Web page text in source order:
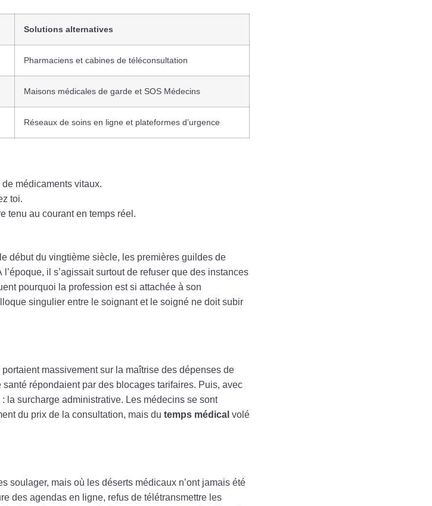
Solutions alternatives
Pharmaciens et cabines de téléconsultation
Maisons médicales de garde et SOS Médecins
Réseaux de soins en ligne et plateformes d’urgence
médicaments vitaux.
toi.
tenu au courant en temps réel.
début du vingtième siècle, les premières guildes de
il s’agissait surtout de refuser que des instances
pourquoi la profession est si attachée à son
singulier entre le soignant et le soigné ne doit subir
massivement sur la maîtrise des dépenses de
répondaient par des blocages tarifaires. Puis, avec
la surcharge administrative. Les médecins se sont
du prix de la consultation, mais du temps médical volé
soulager, mais où les déserts médicaux n’ont jamais été
des agendas en ligne, refus de télétransmettre les